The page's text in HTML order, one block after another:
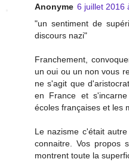
Anonyme 6 juillet 2016
"un sentiment de
discours nazi"
Franchement,
un oui ou un non vous
ne s'agit que
en France et
écoles françaises et les
Le nazisme c'était
connaitre. Vos propos
montrent toute la